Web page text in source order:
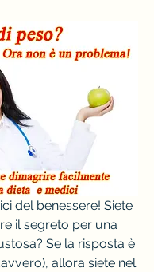
del benessere! Siete
il segreto per una
Se la risposta è
allora siete nel